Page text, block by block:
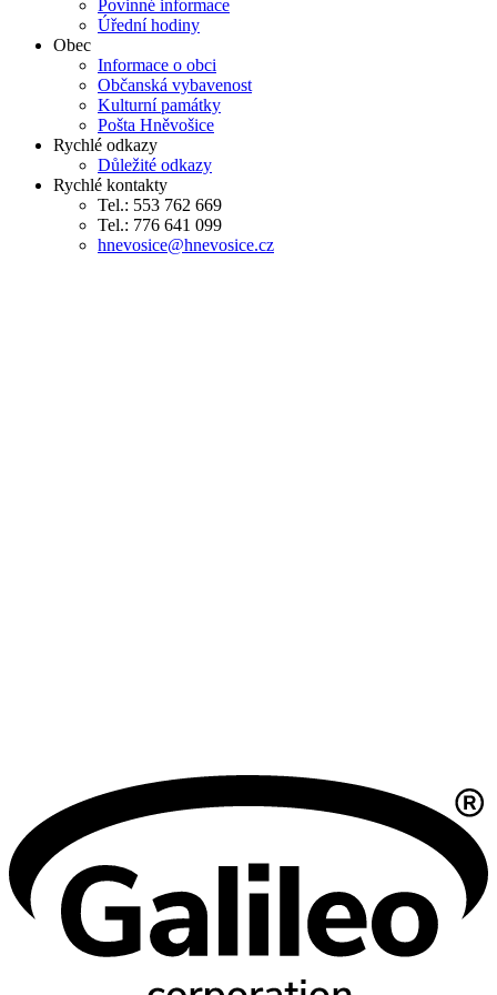
Povinné informace
Úřední hodiny
Obec
Informace o obci
Občanská vybavenost
Kulturní památky
Pošta Hněvošice
Rychlé odkazy
Důležité odkazy
Rychlé kontakty
Tel.: 553 762 669
Tel.: 776 641 099
hnevosice@hnevosice.cz